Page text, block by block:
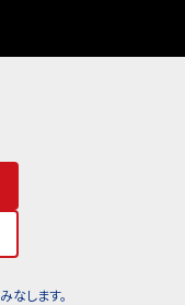
なします。